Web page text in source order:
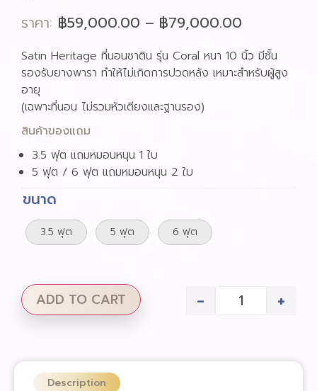
ราคา: ฿59,000.00 – ฿79,000.00
Satin Heritage ที่นอนซาติน รุ่น Coral หนา 10 นิ้ว มีชั้น
รองรับยางพารา ทำให้ไม่เกิดการปวดหลัง เหมาะสำหรับผู้สูง
อายุ
(เฉพาะที่นอน ไม่รวมหัวเตียงและฐานรอง)
สินค้าของแถม
3.5 ฟุต แถมหมอนหนุน 1 ใบ
5 ฟุต / 6 ฟุต แถมหมอนหนุน 2 ใบ
ขนาด
3.5 ฟุต 5 ฟุต 6 ฟุต
- +
ADD TO CART
Description